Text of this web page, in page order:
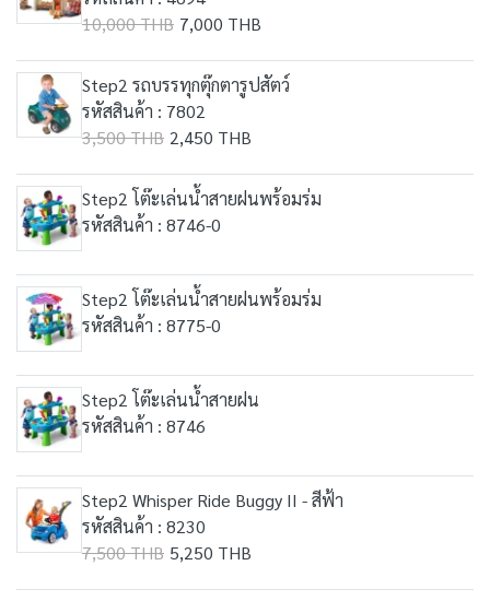
10,000 THB 7,000 THB
Step2 รถบรรทุกตุ๊กตารูปสัตว์
รหัสสินค้า : 7802
3,500 THB 2,450 THB
Step2 โต๊ะเล่นน้ำสายฝนพร้อมร่ม
รหัสสินค้า : 8746-0
Step2 โต๊ะเล่นน้ำสายฝนพร้อมร่ม
รหัสสินค้า : 8775-0
Step2 โต๊ะเล่นน้ำสายฝน
รหัสสินค้า : 8746
Step2 Whisper Ride Buggy II - สีฟ้า
รหัสสินค้า : 8230
7,500 THB 5,250 THB